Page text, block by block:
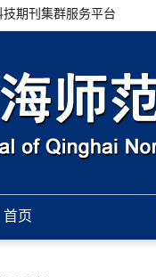
技期刊集群服务平台
首页